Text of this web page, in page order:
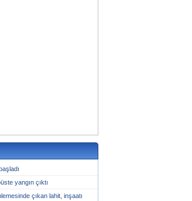
yangın çıktı
çıkan lahit, inşaatı